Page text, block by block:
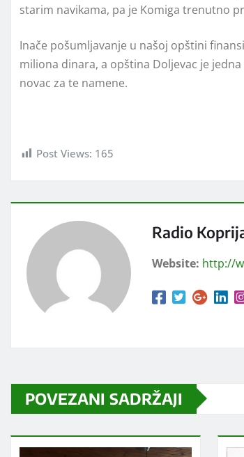
starim navikama, pa je Komiga trenutno
Inače pošumljavanje u našoj opštini
miliona dinara, a opština Doljevac je
novac za te namene.
Post Views: 165
Radio
Website: http://
POVEZANI SADRŽAJI